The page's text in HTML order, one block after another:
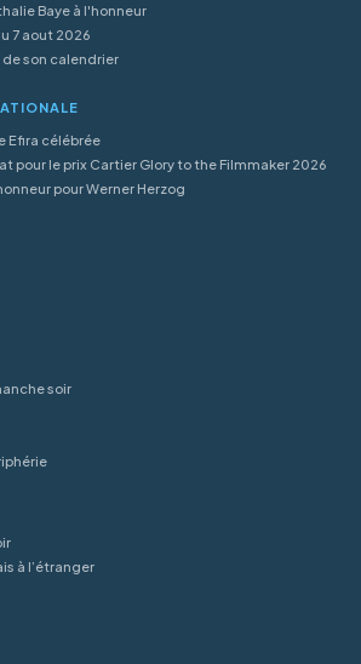
Baye à l'honneur
7 aout 2026
son calendrier
Efira célébrée
pour le prix Cartier Glory to the Filmmaker 2026
pour Werner Herzog
soir
à l’étranger